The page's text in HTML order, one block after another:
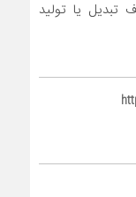
یا تولید